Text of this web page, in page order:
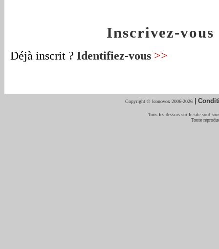
Inscrivez-vous
Déjà inscrit ? Identifiez-vous >>
Copyright © Iconovox 2006-2026 |
Tous les dessins sur le site sont
Toute